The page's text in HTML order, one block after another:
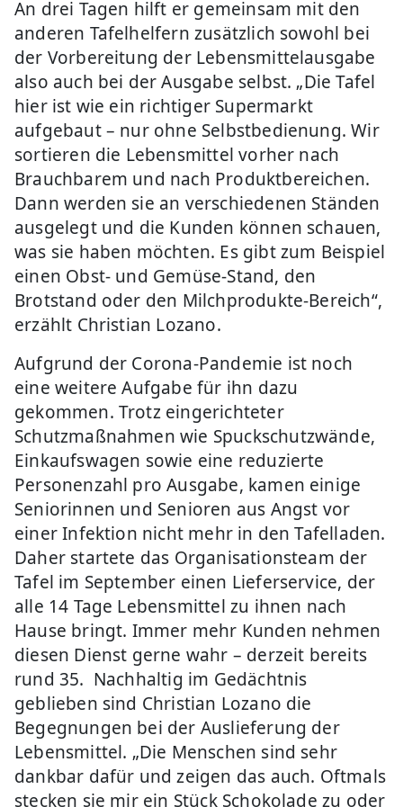
An drei Tagen hilft er gemeinsam mit den
anderen Tafelhelfern zusätzlich sowohl bei
der Vorbereitung der Lebensmittelausgabe
also auch bei der Ausgabe selbst. „Die Tafel
hier ist wie ein richtiger Supermarkt
aufgebaut – nur ohne Selbstbedienung. Wir
sortieren die Lebensmittel vorher nach
Brauchbarem und nach Produktbereichen.
Dann werden sie an verschiedenen Ständen
ausgelegt und die Kunden können schauen,
was sie haben möchten. Es gibt zum Beispiel
einen Obst- und Gemüse-Stand, den
Brotstand oder den Milchprodukte-Bereich“,
erzählt Christian Lozano.
Aufgrund der Corona-Pandemie ist noch
eine weitere Aufgabe für ihn dazu
gekommen. Trotz eingerichteter
Schutzmaßnahmen wie Spuckschutzwände,
Einkaufswagen sowie eine reduzierte
Personenzahl pro Ausgabe, kamen einige
Seniorinnen und Senioren aus Angst vor
einer Infektion nicht mehr in den Tafelladen.
Daher startete das Organisationsteam der
Tafel im September einen Lieferservice, der
alle 14 Tage Lebensmittel zu ihnen nach
Hause bringt. Immer mehr Kunden nehmen
diesen Dienst gerne wahr – derzeit bereits
rund 35. Nachhaltig im Gedächtnis
geblieben sind Christian Lozano die
Begegnungen bei der Auslieferung der
Lebensmittel. „Die Menschen sind sehr
dankbar dafür und zeigen das auch. Oftmals
stecken sie mir ein Stück Schokolade zu oder